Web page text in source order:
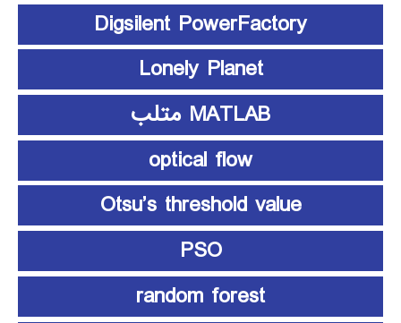
Digsilent PowerFactory
Lonely Planet
MATLAB متلب
optical flow
Otsu’s threshold value
PSO
random forest